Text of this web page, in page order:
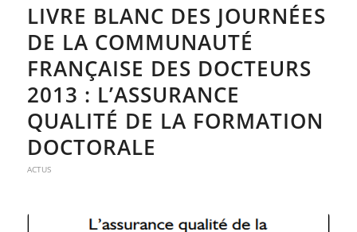
LIVRE BLANC DES JOURNÉES
DE LA COMMUNAUTÉ
FRANÇAISE DES DOCTEURS
2013 : L’ASSURANCE
QUALITÉ DE LA FORMATION
DOCTORALE
ACTUS